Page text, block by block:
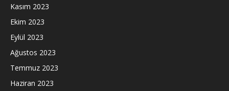
Kasım 2023
Ekim 2023
Eylül 2023
Ağustos 2023
Temmuz 2023
Haziran 2023